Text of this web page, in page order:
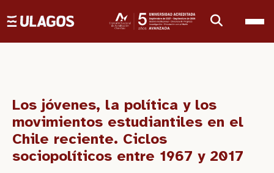
Ulagos Template
Los jóvenes, la política y los
movimientos estudiantiles en el
Chile reciente. Ciclos
sociopolíticos entre 1967 y 2017